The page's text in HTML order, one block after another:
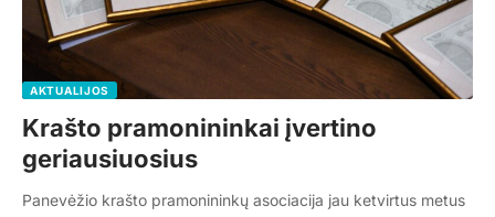
AKTUALIJOS
Krašto pramonininkai įvertino
geriausiuosius
Panevėžio krašto pramonininkų asociacija jau ketvirtus metus